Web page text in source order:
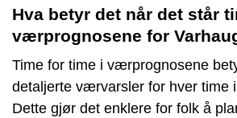
Hva betyr det når det står
værprognosene for
Time for time i værprognosene
detaljerte værvarsler for hver time
Dette gjør det enklere for folk å